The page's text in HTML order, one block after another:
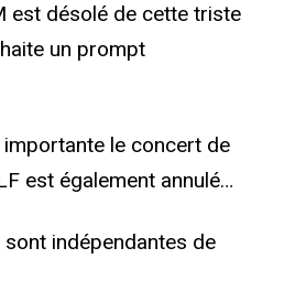
est désolé de cette triste
un prompt
le concert de
est également annulé…
indépendantes de